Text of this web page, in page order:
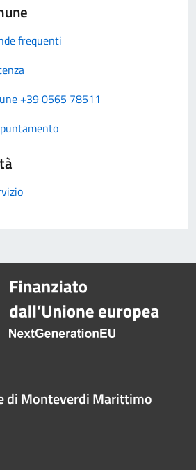
frequenti
+39 0565 78511
di Monteverdi Marittimo